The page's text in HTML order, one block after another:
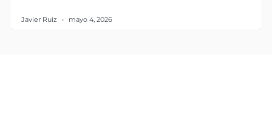
Javier Ruiz mayo 4, 2026